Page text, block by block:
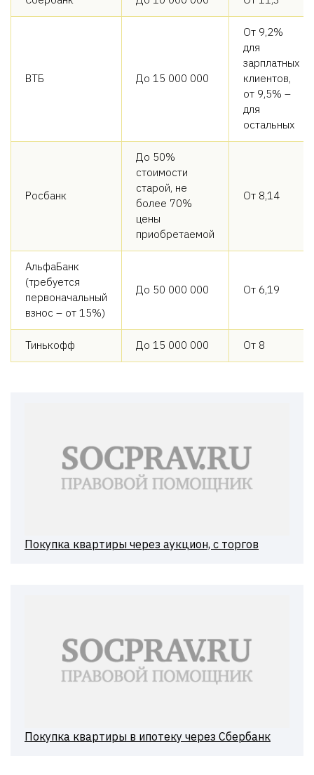
ВТБ До 15 000 000
От 9,2%
для
зарплатных
клиентов,
от 9,5% –
для
остальных
Росбанк
До 50%
стоимости
старой, не
более 70%
цены
приобретаемой
От 8,14
АльфаБанк
(требуется
первоначальный
взнос – от 15%)
До 50 000 000 От 6,19
Тинькофф До 15 000 000 От 8
Покупка квартиры через аукцион, с торгов
Покупка квартиры в ипотеку через Сбербанк